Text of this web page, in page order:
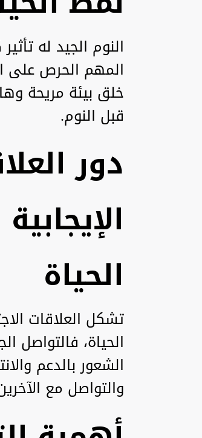
النوم الجيد له
المهم الحرص على
خلق بيئة مريحة
قبل النوم.
دور
الحياة
تشكل العلاقات
الحياة، فالتواصل
الشعور بالدعم
والتواصل مع